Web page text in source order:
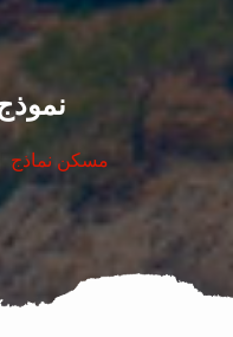
مسكن نماذج